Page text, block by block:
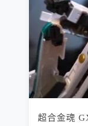
超合金魂